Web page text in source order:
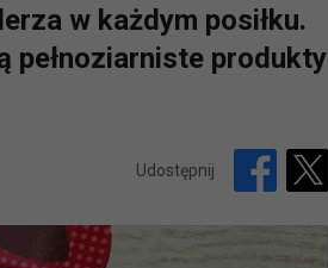
w każdym posiłku.
pełnoziarniste produkty
Udostępnij